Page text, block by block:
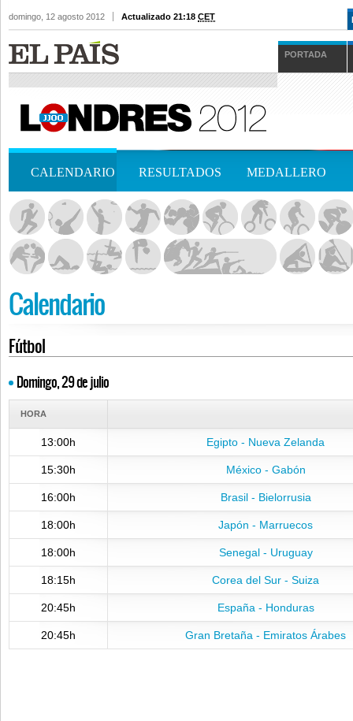
domingo, 12 agosto 2012 Actualizado 21:18 CET
PORTADA
CALENDARIO RESULTADOS MEDALLERO
Calendario
Fútbol
Domingo, 29 de julio
HORA
13:00h Egipto - Nueva Zelanda
15:30h México - Gabón
16:00h Brasil - Bielorrusia
18:00h Japón - Marruecos
18:00h Senegal - Uruguay
18:15h Corea del Sur - Suiza
20:45h España - Honduras
20:45h Gran Bretaña - Emiratos Árabes